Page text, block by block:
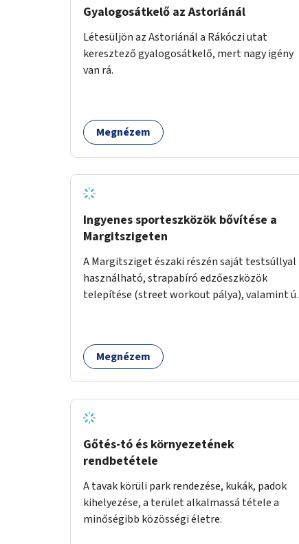
Gyalogosátkelő az Astoriánál
Létesüljön az Astoriánál a Rákóczi utat
keresztező gyalogosátkelő, mert nagy igény
van rá.
Megnézem
Ingyenes sporteszközök bővítése a
Margitszigeten
A Margitsziget északi részén saját testsúllyal
használható, strapabíró edzőeszközök
telepítése (street workout pálya), valamint új
így kihasználatlan. A pingpongasztalok
telepítésével egy népszerű, ingyenes
található.
Megnézem
Gőtés-tó és környezetének
rendbetétele
A tavak körüli park rendezése, kukák, padok
kihelyezése, a terület alkalmassá tétele a
minőségibb közösségi életre.